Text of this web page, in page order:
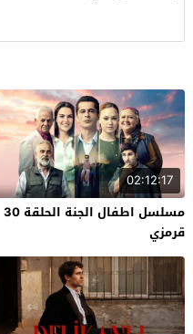
02:12:17
مسلسل اطفال الجنة الحلقة 30
قرمزي